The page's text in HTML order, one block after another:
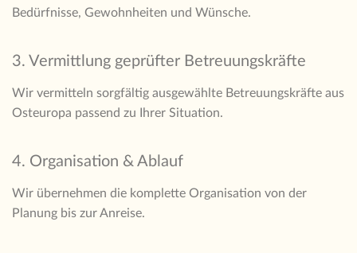
Bedürfnisse, Gewohnheiten und Wünsche.
3. Vermittlung geprüfter Betreuungskräfte
Wir vermitteln sorgfältig ausgewählte Betreuungskräfte aus
Osteuropa passend zu Ihrer Situation.
4. Organisation & Ablauf
Wir übernehmen die komplette Organisation von der
Planung bis zur Anreise.